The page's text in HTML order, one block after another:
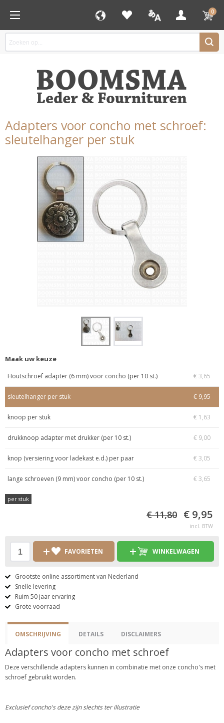
0
Adapters voor concho met schroef:
sleutelhanger per stuk
Maak uw keuze
Houtschroef adapter (6 mm) voor concho (per 10 st.) € 3,65
sleutelhanger per stuk € 9,95
knoop per stuk € 1,63
drukknoop adapter met drukker (per 10 st.) € 9,00
knop (versiering voor ladekast e.d.) per paar € 3,05
lange schroeven (9 mm) voor concho (per 10 st.) € 3,65
per stuk
€ 11,80 € 9,95
incl. BTW
FAVORIETEN WINKELWAGEN
Grootste online assortiment van Nederland
Snelle levering
Ruim 50 jaar ervaring
Grote voorraad
OMSCHRIJVING DETAILS DISCLAIMERS
Adapters voor concho met schroef
Deze verschillende adapters kunnen in combinatie met onze concho's met
schroef gebruikt worden.
Exclusief concho's deze zijn slechts ter illustratie